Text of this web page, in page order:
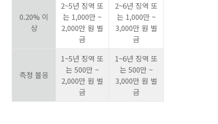
0.20% 이
상
2~5년 징역 또
는 1,000만 ~
2,000만 원 벌
금
2~6년 징역 또
는 1,000만 ~
3,000만 원 벌
금
측정 불응
1~5년 징역 또
는 500만 ~
2,000만 원 벌
금
1~6년 징역 또
는 500만 ~
3,000만 원 벌
금